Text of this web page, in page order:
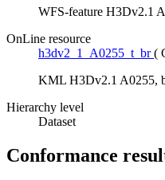
WFS-feature H3Dv2.1
OnLine resource
h3dv2_1_A0255_t_br (
KML H3Dv2.1 A0255,
Hierarchy level
Dataset
Conformance